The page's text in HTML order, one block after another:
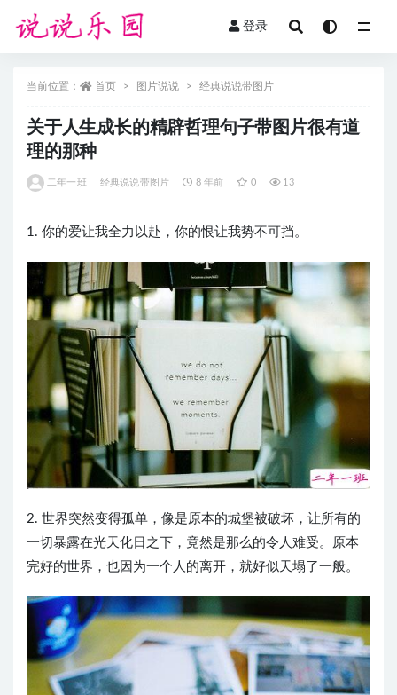
登录
当前位置： 首页 图片说说 经典说说带图片
关于人生成长的精辟哲理句子带图片很有道
理的那种
二年一班 经典说说带图片 8 年前 0 13
1. 你的爱让我全力以赴，你的恨让我势不可挡。
2. 世界突然变得孤单，像是原本的城堡被破坏，让所有的
一切暴露在光天化日之下，竟然是那么的令人难受。原本
完好的世界，也因为一个人的离开，就好似天塌了一般。